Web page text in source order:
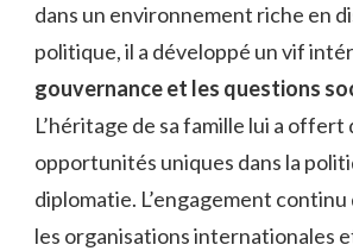
dans un environnement riche en
politique, il a développé un vif
gouvernance et les questions
L’héritage de sa famille lui a offert
opportunités uniques dans la
diplomatie. L’engagement continu
les organisations internationales